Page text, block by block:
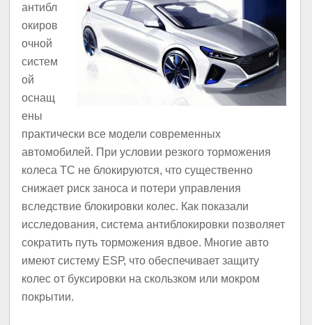
антибл
окиров
очной
систем
ой
оснащ
ены
практически все модели современных
автомобилей. При условии резкого торможения
колеса ТС не блокируются, что существенно
снижает риск заноса и потери управления
вследствие блокировки колес. Как показали
исследования, система антиблокировки позволяет
сократить путь торможения вдвое. Многие авто
имеют систему ESР, что обеспечивает защиту
колес от буксировки на скользком или мокром
покрытии.